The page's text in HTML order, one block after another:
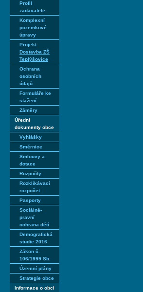
Profil
zadavatele
Komplexní
pozemkové
úpravy
Projekt
Dostavba ZŠ
Teplýšovice
Ochrana
osobních
údajů
Formuláře ke
stažení
Záměry
Úřední
dokumenty obce
Vyhlášky
Směrnice
Smlouvy a
dotace
Rozpočty
Rozklikávací
rozpočet
Pasporty
Sociálně-
pravní
ochrana dětí
Demografická
studie 2016
Zákon č.
106/1999 Sb.
Územní plány
Strategie obce
Informace o obci